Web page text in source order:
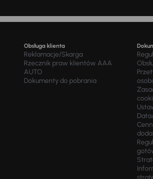
Obsługa klienta
Reklamacje/Skarga
Rzecznik praw klientów AAA
AUTO
Dokumenty do pobrania